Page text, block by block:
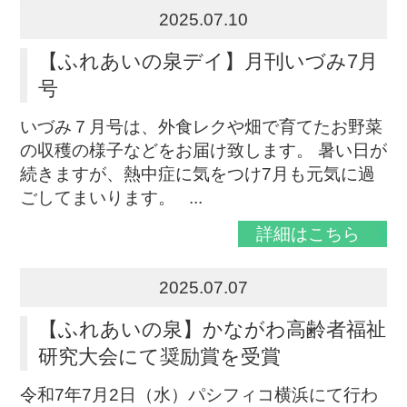
2025.07.10
【ふれあいの泉デイ】月刊いづみ7月
号
いづみ７月号は、外食レクや畑で育てたお野菜
の収穫の様子などをお届け致します。 暑い日が
続きますが、熱中症に気をつけ7月も元気に過
ごしてまいります。 ...
詳細はこちら
2025.07.07
【ふれあいの泉】かながわ高齢者福祉
研究大会にて奨励賞を受賞
令和7年7月2日（水）パシフィコ横浜にて行わ